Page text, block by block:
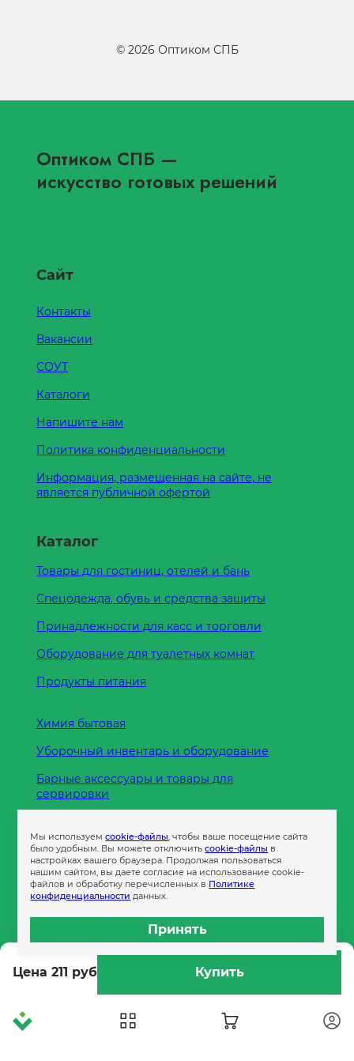
Цена 211 руб Купить
© 2026 Оптиком СПБ
Оптиком СПБ —
искусство готовых решений
Сайт
Контакты
Вакансии
СОУТ
Каталоги
Напишите нам
Политика конфиденциальности
Информация, размещенная на сайте, не
является публичной офертой
Каталог
Товары для гостиниц, отелей и бань
Спецодежда, обувь и средства защиты
Принадлежности для касс и торговли
Оборудование для туалетных комнат
Продукты питания
Химия бытовая
Уборочный инвентарь и оборудование
Барные аксессуары и товары для
сервировки
Пленка
Пакеты и сумки
Контейнеры
Бумага офисная
Гигиеническая продукция
Мы используемcookie-файлы, чтобы ваше посещение сайта
было удобным. Вы можете отключитьcookie-файлы в
настройках вашего браузера. Продолжая пользоваться
нашим сайтом, вы даете согласие на использование cookie-
файлов и обработку перечисленных в Политике
конфиденциальности данных.
Принять